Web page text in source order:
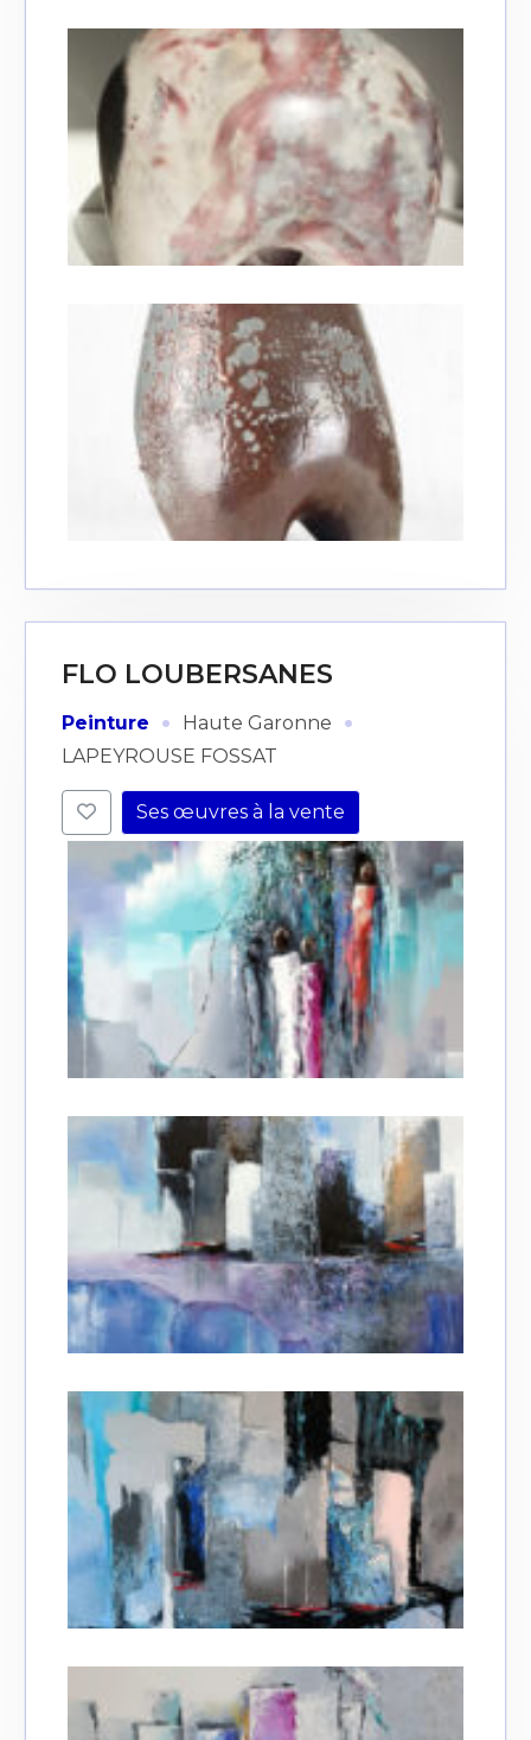
FLO LOUBERSANES
Peinture · Haute Garonne ·
LAPEYROUSE FOSSAT
Ses œuvres à la vente